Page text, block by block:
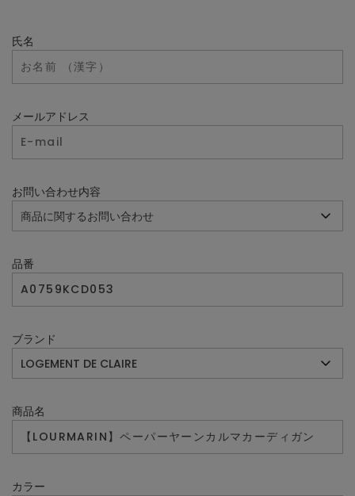
氏名
メールアドレス
お問い合わせ内容
品番
ブランド
商品名
カラー